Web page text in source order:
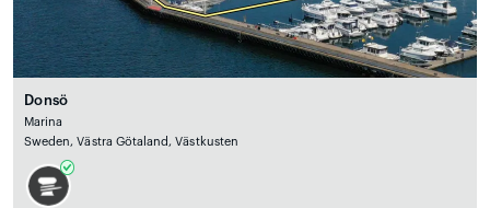
Donsö
Marina
Sweden, Västra Götaland, Västkusten